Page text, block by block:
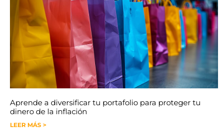
Aprende a diversificar tu portafolio para proteger tu
dinero de la inflación
LEER MÁS >